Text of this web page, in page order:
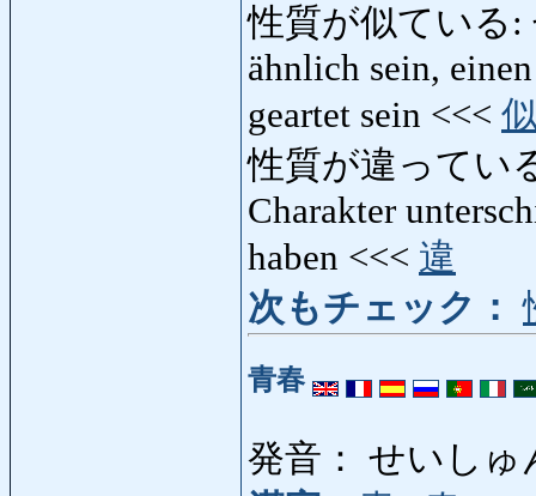
性質が似ている:
ähnlich sein,
geartet sein <<<
性質が違ってい
Charakter
haben <<< 違
次もチェック：
青春
発音： せいしゅ